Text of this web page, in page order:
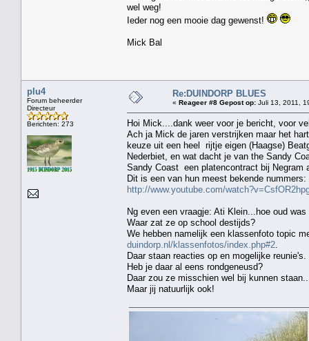
wel weg!
Ieder nog een mooie dag gewenst!
Mick Bal
plu4
Forum beheerder
Directeur
Berichten: 273
Re:DUINDORP BLUES
« Reageer #8 Gepost op: Juli 13, 2011,
Hoi Mick....dank weer voor je bericht, voor
Ach ja Mick de jaren verstrijken maar het
keuze uit een heel rijtje eigen (Haagse)
Nederbiet, en wat dacht je van the Sandy
Sandy Coast een platencontract bij Negram
Dit is een van hun meest bekende nummers:
http://www.youtube.com/
Ng even een vraagje: Ati Klein...hoe oud
Waar zat ze op school destijds?
We hebben namelijk een klassenfoto topic
duindorp.nl/klassenfotos/index.php#2
Daar staan reacties op en mogelijke reunie's.
Heb je daar al eens rondgeneusd?
Daar zou ze misschien wel bij kunnen
Maar jij natuurlijk ook!